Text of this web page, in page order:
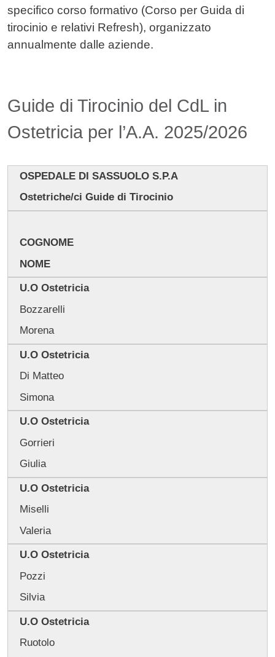
specifico corso formativo (Corso per Guida di
tirocinio e relativi Refresh), organizzato
annualmente dalle aziende.
Guide di Tirocinio del CdL in
Ostetricia per l’A.A. 2025/2026
OSPEDALE DI SASSUOLO S.P.A
Ostetriche/ci Guide di Tirocinio
COGNOME
NOME
U.O Ostetricia
Bozzarelli
Morena
U.O Ostetricia
Di Matteo
Simona
U.O Ostetricia
Gorrieri
Giulia
U.O Ostetricia
Miselli
Valeria
U.O Ostetricia
Pozzi
Silvia
U.O Ostetricia
Ruotolo